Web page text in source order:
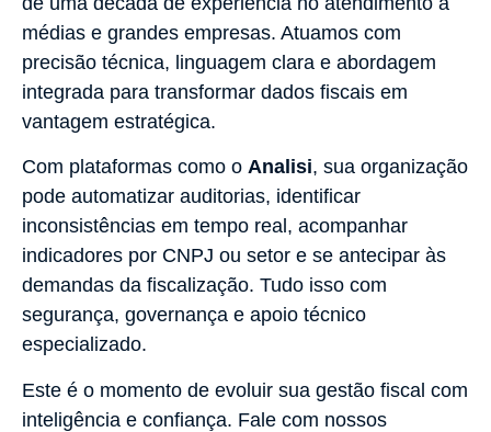
médias e grandes empresas. Atuamos com
precisão técnica, linguagem clara e abordagem
integrada para transformar dados fiscais em
vantagem estratégica.
Com plataformas como o Analisi, sua organização
pode automatizar auditorias, identificar
inconsistências em tempo real, acompanhar
indicadores por CNPJ ou setor e se antecipar às
demandas da fiscalização. Tudo isso com
segurança, governança e apoio técnico
especializado.
Este é o momento de evoluir sua gestão fiscal com
inteligência e confiança. Fale com nossos